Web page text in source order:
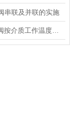
串联及并联的实施